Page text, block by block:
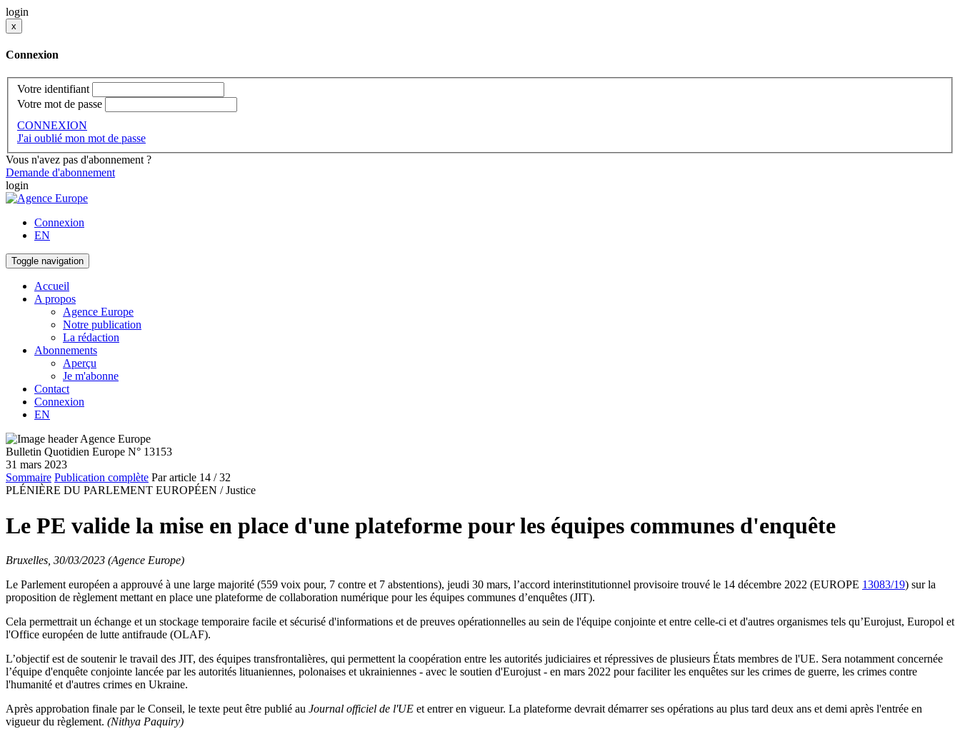
login
x
Connexion
Votre identifiant
Votre mot de passe
CONNEXION
J'ai oublié mon mot de passe
Vous n'avez pas d'abonnement ?
Demande d'abonnement
login
Connexion
EN
Toggle navigation
Accueil
A propos
Agence Europe
Notre publication
La rédaction
Abonnements
Aperçu
Je m'abonne
Contact
Connexion
EN
Bulletin Quotidien Europe N° 13153
31 mars 2023
Sommaire Publication complète Par article 14 / 32
PLÉNIÈRE DU PARLEMENT EUROPÉEN / Justice
Le PE valide la mise en place d'une plateforme pour les équipes communes d'enquête
Bruxelles, 30/03/2023 (Agence Europe)
Le Parlement européen a approuvé à une large majorité (559 voix pour, 7 contre et 7 abstentions), jeudi 30 mars, l’accord interinstitutionnel provisoire trouvé le 14 décembre 2022 (EUROPE 13083/19) sur la
proposition de règlement mettant en place une plateforme de collaboration numérique pour les équipes communes d’enquêtes (JIT).
Cela permettrait un échange et un stockage temporaire facile et sécurisé d'informations et de preuves opérationnelles au sein de l'équipe conjointe et entre celle-ci et d'autres organismes tels qu’Eurojust, Europol et
l'Office européen de lutte antifraude (OLAF).
L’objectif est de soutenir le travail des JIT, des équipes transfrontalières, qui permettent la coopération entre les autorités judiciaires et répressives de plusieurs États membres de l'UE. Sera notamment concernée
l’équipe d'enquête conjointe lancée par les autorités lituaniennes, polonaises et ukrainiennes - avec le soutien d'Eurojust - en mars 2022 pour faciliter les enquêtes sur les crimes de guerre, les crimes contre
l'humanité et d'autres crimes en Ukraine.
Après approbation finale par le Conseil, le texte peut être publié au Journal officiel de l'UE et entrer en vigueur. La plateforme devrait démarrer ses opérations au plus tard deux ans et demi après l'entrée en
vigueur du règlement. (Nithya Paquiry)